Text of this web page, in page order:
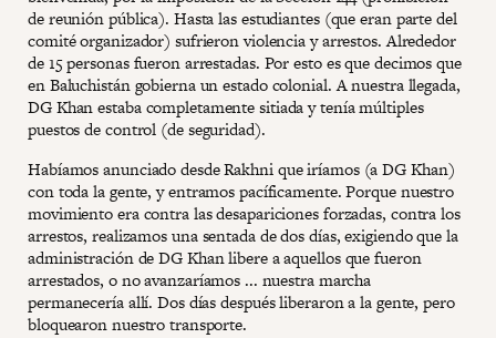
de reunión pública). Hasta las estudiantes (que eran parte del
comité organizador) sufrieron violencia y arrestos. Alrededor
de 15 personas fueron arrestadas. Por esto es que decimos que
en Baluchistán gobierna un estado colonial. A nuestra llegada,
DG Khan estaba completamente sitiada y tenía múltiples
puestos de control (de seguridad).
Habíamos anunciado desde Rakhni que iríamos (a DG Khan)
con toda la gente, y entramos pacíficamente. Porque nuestro
movimiento era contra las desapariciones forzadas, contra los
arrestos, realizamos una sentada de dos días, exigiendo que la
administración de DG Khan libere a aquellos que fueron
arrestados, o no avanzaríamos ... nuestra marcha
permanecería allí. Dos días después liberaron a la gente, pero
bloquearon nuestro transporte.